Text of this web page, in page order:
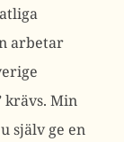
arbetar
krävs. Min
själv ge en